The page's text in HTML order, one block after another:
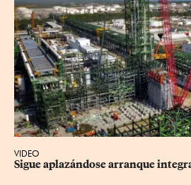
VIDEO
Sigue aplazándose arranque